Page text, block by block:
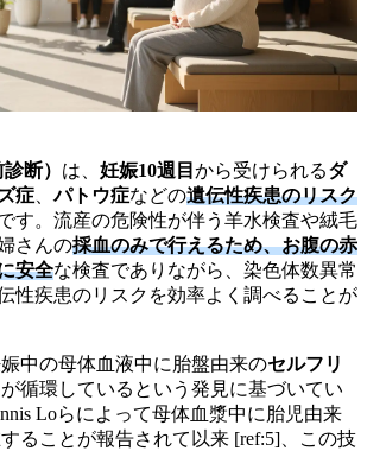
断） は、 妊娠10週目 から受けられるダ
症 、パトウ症などの遺伝性疾患のリスク
す。流産の危険性が伴う羊水検査や絨毛
さんの採血のみで行えるため、お腹の赤
安全な検査でありながら、染色体数異常
性疾患のリスクを効率よく調べることが
中の母体血液中に胎盤由来のセルフリ
が循環しているという発見に基づいてい
Loらによって母体血漿中に胎児由来
ることが報告されて以来 [ref:5]、この技